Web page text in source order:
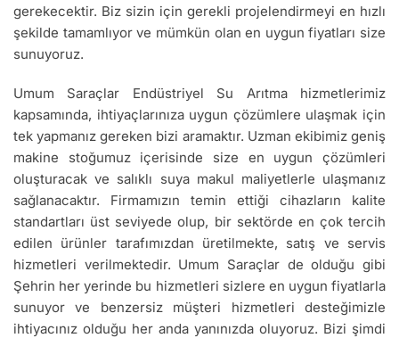
gerekecektir. Biz sizin için gerekli projelendirmeyi en hızlı
şekilde tamamlıyor ve mümkün olan en uygun fiyatları size
sunuyoruz.
Umum Saraçlar Endüstriyel Su Arıtma hizmetlerimiz
kapsamında, ihtiyaçlarınıza uygun çözümlere ulaşmak için
tek yapmanız gereken bizi aramaktır. Uzman ekibimiz geniş
makine stoğumuz içerisinde size en uygun çözümleri
oluşturacak ve salıklı suya makul maliyetlerle ulaşmanız
sağlanacaktır. Firmamızın temin ettiği cihazların kalite
standartları üst seviyede olup, bir sektörde en çok tercih
edilen ürünler tarafımızdan üretilmekte, satış ve servis
hizmetleri verilmektedir. Umum Saraçlar de olduğu gibi
Şehrin her yerinde bu hizmetleri sizlere en uygun fiyatlarla
sunuyor ve benzersiz müşteri hizmetleri desteğimizle
ihtiyacınız olduğu her anda yanınızda oluyoruz. Bizi şimdi